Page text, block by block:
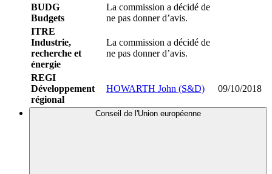
BUDG
Budgets
La commission a décidé de
ne pas donner d’avis.
ITRE
Industrie,
recherche et
énergie
La commission a décidé de
ne pas donner d’avis.
REGI
Développement
régional
HOWARTH John (S&D) 09/10/2018
Conseil de l'Union européenne